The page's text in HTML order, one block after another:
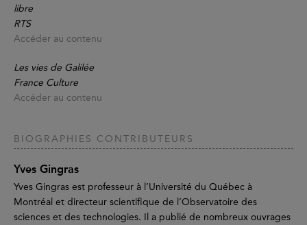
libre
RTS
Accéder au contenu
Les vies de Galilée
France Culture
Accéder au contenu
BIOGRAPHIES CONTRIBUTEURS
Yves Gingras
Yves Gingras est professeur à l’Université du Québec à
Montréal et directeur scientifique de l’Observatoire des
sciences et des technologies. Il a publié de nombreux ouvrages